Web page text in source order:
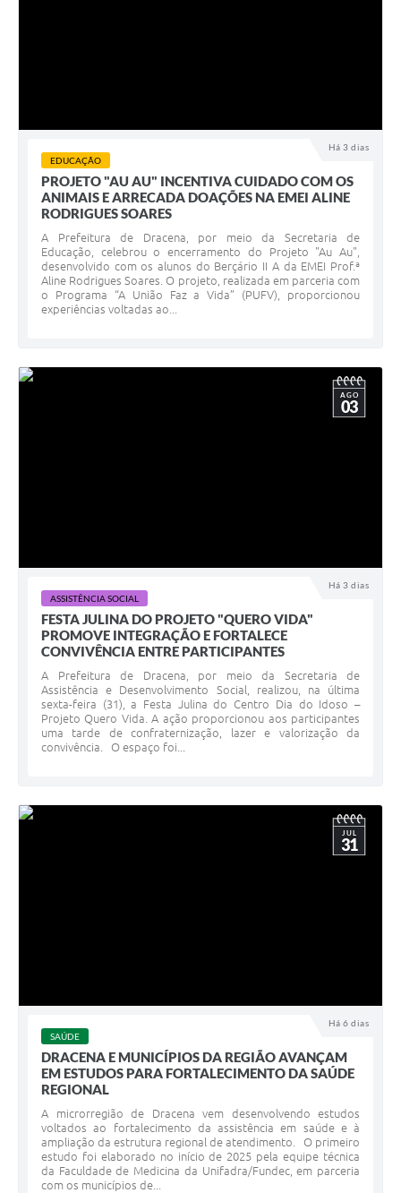
Há 3 dias
EDUCAÇÃO
PROJETO "AU AU" INCENTIVA CUIDADO COM OS
ANIMAIS E ARRECADA DOAÇÕES NA EMEI ALINE
RODRIGUES SOARES
A Prefeitura de Dracena, por meio da Secretaria de
Educação, celebrou o encerramento do Projeto "Au Au",
desenvolvido com os alunos do Berçário II A da EMEI Prof.ª
Aline Rodrigues Soares. O projeto, realizada em parceria com
o Programa “A União Faz a Vida” (PUFV), proporcionou
experiências voltadas ao...
Há 3 dias
AGO
03
ASSISTÊNCIA SOCIAL
FESTA JULINA DO PROJETO "QUERO VIDA"
PROMOVE INTEGRAÇÃO E FORTALECE
CONVIVÊNCIA ENTRE PARTICIPANTES
A Prefeitura de Dracena, por meio da Secretaria de
Assistência e Desenvolvimento Social, realizou, na última
sexta-feira (31), a Festa Julina do Centro Dia do Idoso –
Projeto Quero Vida. A ação proporcionou aos participantes
uma tarde de confraternização, lazer e valorização da
convivência. O espaço foi...
Há 6 dias
JUL
31
SAÚDE
DRACENA E MUNICÍPIOS DA REGIÃO AVANÇAM
EM ESTUDOS PARA FORTALECIMENTO DA SAÚDE
REGIONAL
A microrregião de Dracena vem desenvolvendo estudos
voltados ao fortalecimento da assistência em saúde e à
ampliação da estrutura regional de atendimento. O primeiro
estudo foi elaborado no início de 2025 pela equipe técnica
da Faculdade de Medicina da Unifadra/Fundec, em parceria
com os municípios de...